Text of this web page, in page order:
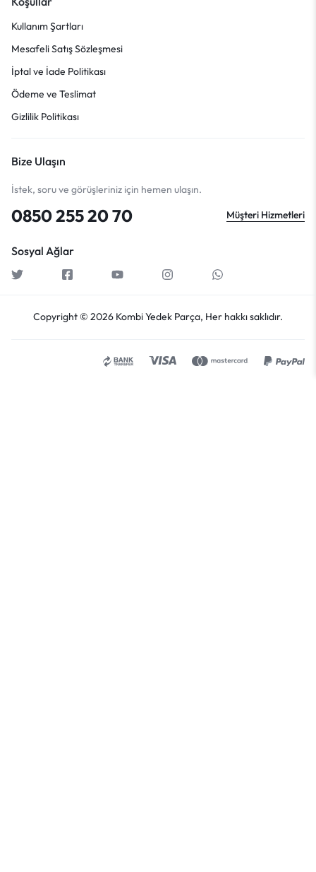
Kullanım Şartları
Mesafeli Satış Sözleşmesi
İptal ve İade Politikası
Ödeme ve Teslimat
Gizlilik Politikası
Bize Ulaşın
İstek, soru ve görüşleriniz için hemen ulaşın.
0850 255 20 70 Müşteri Hizmetleri
Sosyal Ağlar
Copyright © 2026 Kombi Yedek Parça, Her hakkı saklıdır.